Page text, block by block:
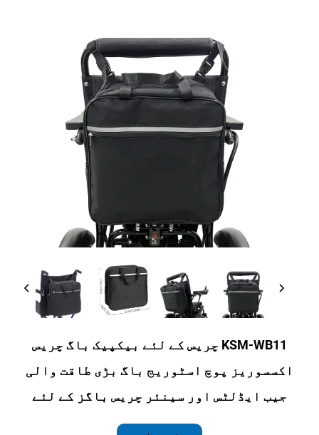
KSM-WB11 چریس کے لئے بیکپیک باگ چریس
پوچ اسٹوریج باگ بڑی طاقت والی
اور سینئر چریس باگز کے لئے